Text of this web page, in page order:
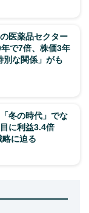
医薬品セクター
で7倍、株価3年
別な関係」がも
冬の時代」でな
に利益3.4倍
に迫る